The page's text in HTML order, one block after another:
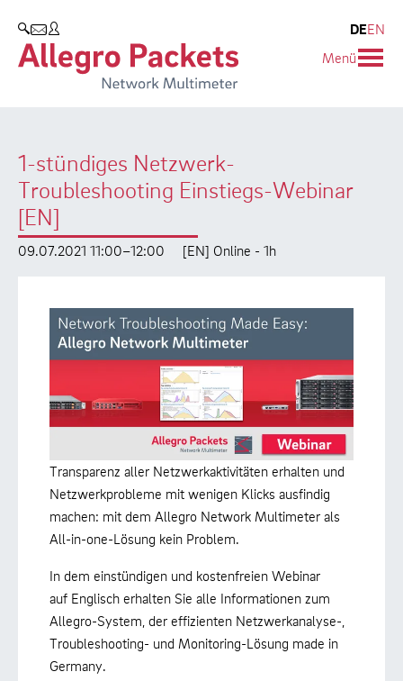
SUCHEN
DEEN
Menü
1-stündiges Netzwerk-
Troubleshooting Einstiegs-Webinar
[EN]
09.07.2021 11:00–12:00 [EN] Online - 1h
Transparenz aller Netzwerkaktivitäten erhalten und
Netzwerkprobleme mit wenigen Klicks ausfindig
machen: mit dem Allegro Network Multimeter als
All-in-one-Lösung kein Problem.
In dem einstündigen und kostenfreien Webinar
auf Englisch erhalten Sie alle Informationen zum
Allegro-System, der effizienten Netzwerkanalyse-,
Troubleshooting- und Monitoring-Lösung made in
Germany.
Allegro Network Multimeter
Produktübersicht
Use Cases
Whitepaper
Case Studies
Videos
Produkt-Handbuch
Unternehmen
Partner
Umweltschutz
Forschung und Lehre